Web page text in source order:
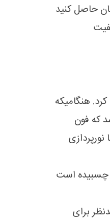
حاصل کنید
هنگامیکه
که فون
چسبیده است
برای